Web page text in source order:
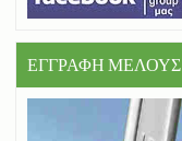
ΕΓΓΡΑΦΗ ΜΕΛΟΥΣ